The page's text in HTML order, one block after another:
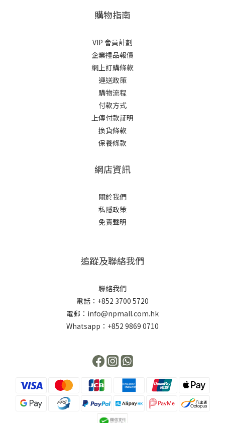
購物指南
VIP 會員計劃
企業禮品報價
網上訂購條款
運送政策
購物流程
付款方式
上傳付款証明
換貨條款
保養條款
網店資訊
關於我們
私隱政策
免責聲明
追蹤及聯絡我們
聯絡我們
電話：+852 3700 5720
電郵：info@npmall.com.hk
Whatsapp：+852 9869 0710